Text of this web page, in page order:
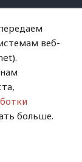
веб-
больше.